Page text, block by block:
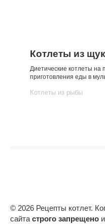
Котлеты из
Диетические котлеты на
приготовления еды в
Котлеты из рыбы
© 2026 Рецепты котлет.
сайта строго запрещено